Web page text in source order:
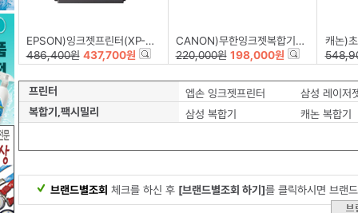
EPSON)잉크젯프린터(XP-15010)
486,400원 437,700원
CANON)무한잉크젯복합기(G3915)
220,000원 198,000원
캐논)초소
프린터 엡손 잉크젯프린터
삼성 레이저
복합기,팩시밀리
삼성 복합기 캐논 복합기
브랜드별조회 체크를 하신 후 [브랜드별조회 하기]를 클릭하시면 브랜